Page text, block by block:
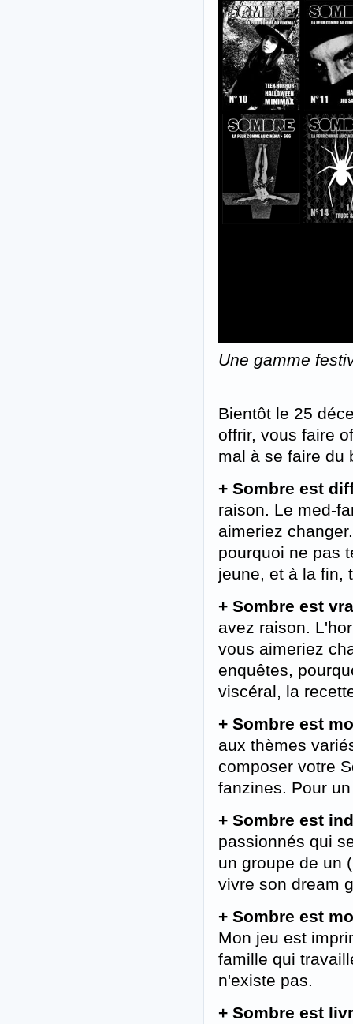
Une gamme
Bientôt le 25
offrir, vous faire
mal à se faire du
+ Sombre est
raison. Le med-
aimeriez
pourquoi ne pas
jeune, et à la fin,
+ Sombre est
avez raison.
vous aimeriez
enquêtes,
viscéral, la
+ Sombre est
aux thèmes
composer votre
fanzines. Pour
+ Sombre est
passionnés qui
un groupe de un
vivre son dream
+ Sombre est
Mon jeu est
famille qui
n'existe pas.
+ Sombre est